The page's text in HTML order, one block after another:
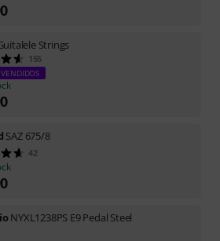
Strings
155
SAZ 675/8
42
NYXL1238PS E9 Pedal Steel